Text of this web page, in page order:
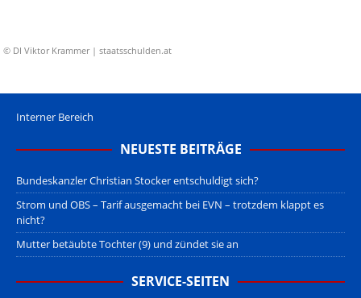
© DI Viktor Krammer | staatsschulden.at
Interner Bereich
NEUESTE BEITRÄGE
Bundeskanzler Christian Stocker entschuldigt sich?
Strom und OBS – Tarif ausgemacht bei EVN – trotzdem klappt es
nicht?
Mutter betäubte Tochter (9) und zündet sie an
SERVICE-SEITEN